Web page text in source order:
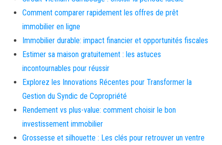
Comment comparer rapidement les offres de prêt
immobilier en ligne
Immobilier durable: impact financier et opportunités fiscales
Estimer sa maison gratuitement : les astuces
incontournables pour réussir
Explorez les Innovations Récentes pour Transformer la
Gestion du Syndic de Copropriété
Rendement vs plus-value: comment choisir le bon
investissement immobilier
Grossesse et silhouette : Les clés pour retrouver un ventre